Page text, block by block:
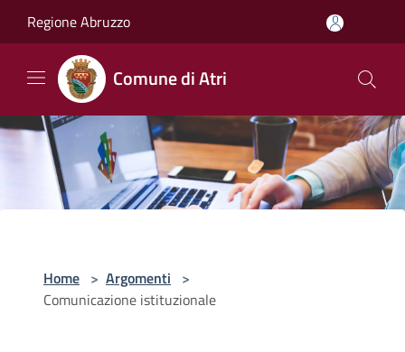
Regione Abruzzo
Comune di Atri
Home > Argomenti >
Comunicazione istituzionale